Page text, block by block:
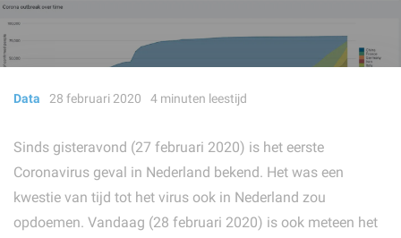
Data 28 februari 2020 4 minuten leestijd
Sinds gisteravond (27 februari 2020) is het eerste
Coronavirus geval in Nederland bekend. Het was een
kwestie van tijd tot het virus ook in Nederland zou
opdoemen. Vandaag (28 februari 2020) is ook meteen het